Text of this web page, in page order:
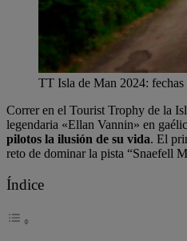
TT Isla de Man 2024:
Correr en el Tourist Trophy de la
legendaria «Ellan Vannin» en
pilotos la ilusión de su vida. El
reto de dominar la pista “Snaefell
Índice